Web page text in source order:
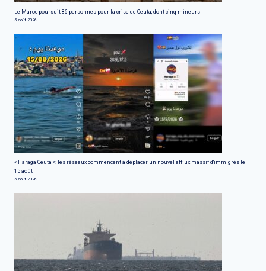
Le Maroc poursuit 86 personnes pour la crise de Ceuta, dont cinq mineurs
5 août 2026
« Haraga Ceuta »: les réseaux commencent à déplacer un nouvel afflux massif d'immigrés le
15 août
5 août 2026